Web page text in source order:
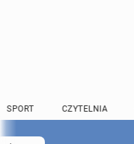
SPORT CZYTELNIA